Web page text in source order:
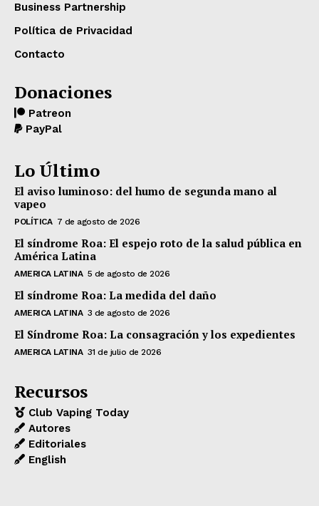
Business Partnership
Política de Privacidad
Contacto
Donaciones
Patreon
PayPal
Lo Último
El aviso luminoso: del humo de segunda mano al
vapeo
POLÍTICA 7 de agosto de 2026
El síndrome Roa: El espejo roto de la salud pública en
América Latina
AMERICA LATINA 5 de agosto de 2026
El síndrome Roa: La medida del daño
AMERICA LATINA 3 de agosto de 2026
El Síndrome Roa: La consagración y los expedientes
AMERICA LATINA 31 de julio de 2026
Recursos
Club Vaping Today
Autores
Editoriales
English